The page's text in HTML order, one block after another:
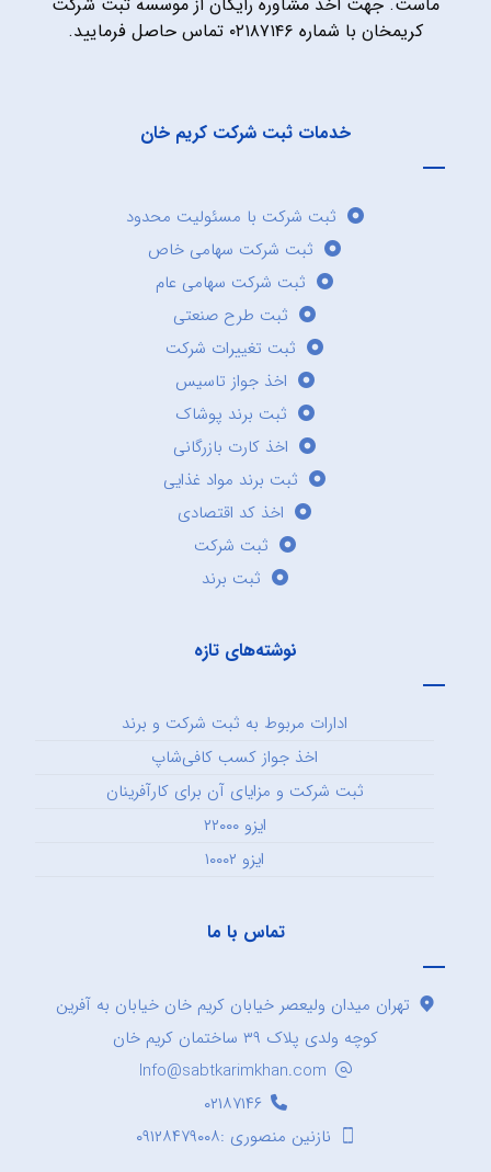
کریمخان با شماره ۰۲۱۸۷۱۴۶ تماس حاصل فرمایید.
خدمات ثبت شرکت کریم خان
ثبت شرکت با مسئولیت محدود
ثبت شرکت سهامی خاص
ثبت شرکت سهامی عام
ثبت طرح صنعتی
ثبت تغییرات شرکت
اخذ جواز تاسیس
ثبت برند پوشاک
اخذ کارت بازرگانی
ثبت برند مواد غذایی
اخذ کد اقتصادی
ثبت شرکت
ثبت برند
نوشته‌های تازه
ادارات مربوط به ثبت شرکت و برند
اخذ جواز کسب کافی‌شاپ
ثبت شرکت و مزایای آن برای کارآفرینان
ایزو ۲۲۰۰۰
ایزو ۱۰۰۰۲
تماس با ما
تهران میدان ولیعصر خیابان کریم خان خیابان به آفرین
کوچه ولدی پلاک ۳۹ ساختمان کریم خان
Info@sabtkarimkhan.com
۰۲۱۸۷۱۴۶
نازنین منصوری :۰۹۱۲۸۴۷۹۰۰۸